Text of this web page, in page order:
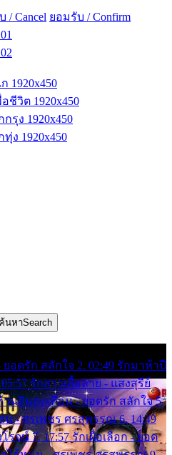
/ Cancel ยอมรับ / Confirm
ค้นหาSearch
ยอดรัก สลักใจ 2. 02:49 รักมาห้าปี
รักสาวเสื้อลาย - แสงสุรีย์
านดินสะเทือน - ยอดรัก สลักใจ 5.
น - ศรเพชร ศรสุพรรณ 6. 14:49
รจน์ 7. 17:57 รักเผื่อเลือก - ยอด